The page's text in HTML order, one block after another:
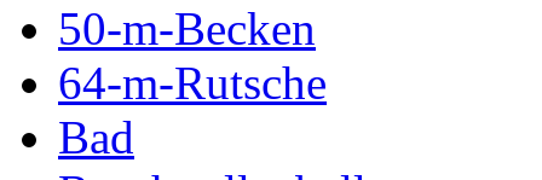
50-m-Becken
64-m-Rutsche
Bad